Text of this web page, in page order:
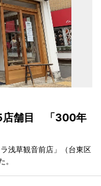
店舗目 「300年
浅草観音前店」（台東区